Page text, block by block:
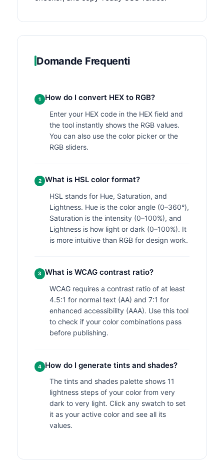
Domande Frequenti
1 How do I convert HEX to RGB?
Enter your HEX code in the HEX field and
the tool instantly shows the RGB values.
You can also use the color picker or the
RGB sliders.
2 What is HSL color format?
HSL stands for Hue, Saturation, and
Lightness. Hue is the color angle (0–360°),
Saturation is the intensity (0–100%), and
Lightness is how light or dark (0–100%). It
is more intuitive than RGB for design work.
3 What is WCAG contrast ratio?
WCAG requires a contrast ratio of at least
4.5:1 for normal text (AA) and 7:1 for
enhanced accessibility (AAA). Use this tool
to check if your color combinations pass
before publishing.
4 How do I generate tints and shades?
The tints and shades palette shows 11
lightness steps of your color from very
dark to very light. Click any swatch to set
it as your active color and see all its
values.